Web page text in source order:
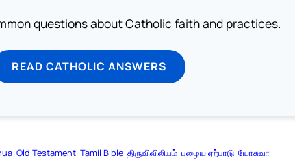
questions about Catholic faith and practices.
READ CATHOLIC ANSWERS
Old Testament Tamil Bible திருவிவிலியம் பழைய ஏற்பாடு யோசுவா